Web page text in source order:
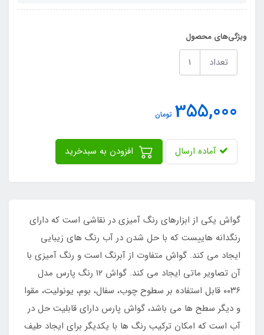
ویژگی‌های محصول
تعداد
355,000 تومان
آماده ارسال
گواش یکی از ابزارهای رنگ آمیزی در نقاشی است که دارای
رنگدانه هاییست که با حل شدن در آب رنگ های زیبایی
ایجاد می کند. گواش متفاوت از آبرنگ است و رنگ آمیزی با
آن تصاویر ماتی ایجاد می کند. گواش ۱۲ رنگ پارس مدل
۰۰۳۶ قابل استفاده بر سطوح چوب، سفال، بوم، یونولیت، مقوا
و دیگر سطح ها می باشد، گواش پارس دارای قابلیت حل در
آب است که امکان ترکیب رنگ ها با یکدیگر برای ایجاد طیف